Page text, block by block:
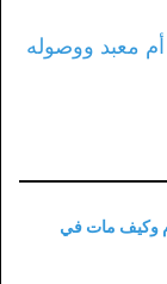
معبد ووصوله
وكيف مات في